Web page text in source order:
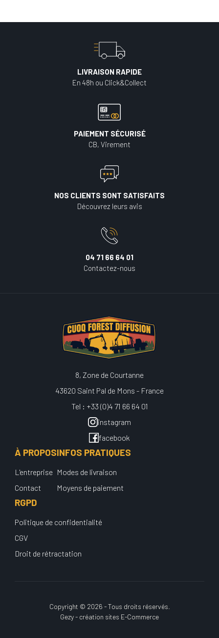
LIVRAISON RAPIDE
En 48h ou Click&Collect
PAIEMENT SÉCURISÉ
CB, Virement
NOS CLIENTS SONT SATISFAITS
Découvrez leurs avis
04 71 66 64 01
Contactez-nous
8, Zone de Courtanne
43620 Saint Pal de Mons - France
Tel : +33 (0)4 71 66 64 01
instagram
facebook
À PROPOS
L'entreprise
Contact
INFOS PRATIQUES
Modes de livraison
Moyens de paiement
RGPD
Politique de confidentialité
CGV
Droit de rétractation
Copyright © 2026 - Tous droits réservés.
Gezy - création sites E-Commerce